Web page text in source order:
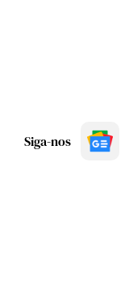
Siga-nos